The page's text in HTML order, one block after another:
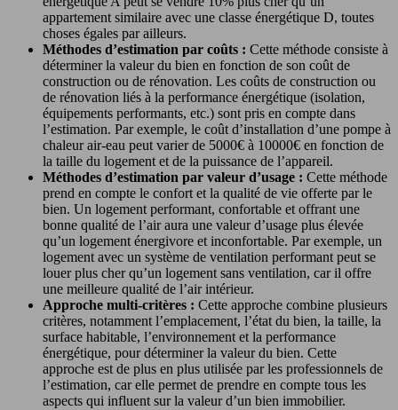
appartement similaire avec une classe énergétique D, toutes
choses égales par ailleurs.
Méthodes d’estimation par coûts : Cette méthode consiste à
déterminer la valeur du bien en fonction de son coût de
construction ou de rénovation. Les coûts de construction ou
de rénovation liés à la performance énergétique (isolation,
équipements performants, etc.) sont pris en compte dans
l’estimation. Par exemple, le coût d’installation d’une pompe à
chaleur air-eau peut varier de 5000€ à 10000€ en fonction de
la taille du logement et de la puissance de l’appareil.
Méthodes d’estimation par valeur d’usage : Cette méthode
prend en compte le confort et la qualité de vie offerte par le
bien. Un logement performant, confortable et offrant une
bonne qualité de l’air aura une valeur d’usage plus élevée
qu’un logement énergivore et inconfortable. Par exemple, un
logement avec un système de ventilation performant peut se
louer plus cher qu’un logement sans ventilation, car il offre
une meilleure qualité de l’air intérieur.
Approche multi-critères : Cette approche combine plusieurs
critères, notamment l’emplacement, l’état du bien, la taille, la
surface habitable, l’environnement et la performance
énergétique, pour déterminer la valeur du bien. Cette
approche est de plus en plus utilisée par les professionnels de
l’estimation, car elle permet de prendre en compte tous les
aspects qui influent sur la valeur d’un bien immobilier.